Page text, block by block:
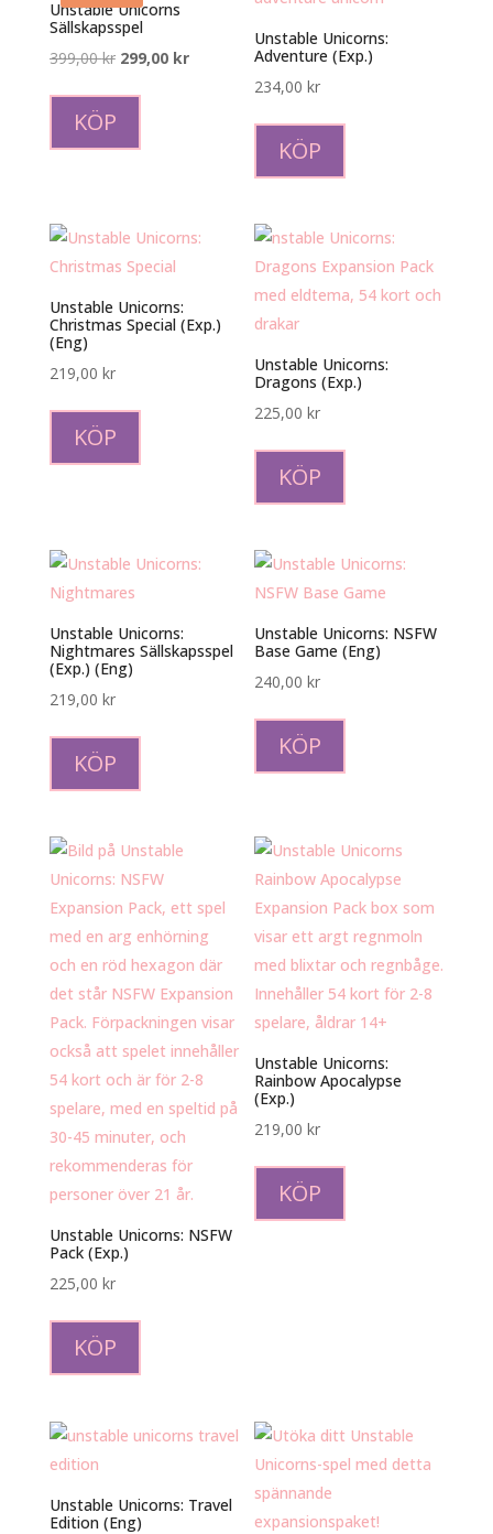
Unstable Unicorns
Sällskapsspel
399,00kr Det
299,00 krDet
nuvarande
KÖP
Unstable Unicorns:
Adventure (Exp.)
234,00kr
KÖP
Unstable Unicorns:
Christmas Special (Exp.)
(Eng)
219,00 kr
KÖP
Unstable Unicorns:
Dragons (Exp.)
225,00kr
KÖP
Unstable Unicorns:
Nightmares Sällskapsspel
(Exp.) (Eng)
219,00 kr
KÖP
Unstable Unicorns: NSFW
Base Game (Eng)
240,00kr
KÖP
Unstable Unicorns: NSFW
Pack (Exp.)
225,00 kr
KÖP
Unstable Unicorns:
Rainbow Apocalypse
(Exp.)
219,00kr
KÖP
Unstable Unicorns: Travel
Edition (Eng)